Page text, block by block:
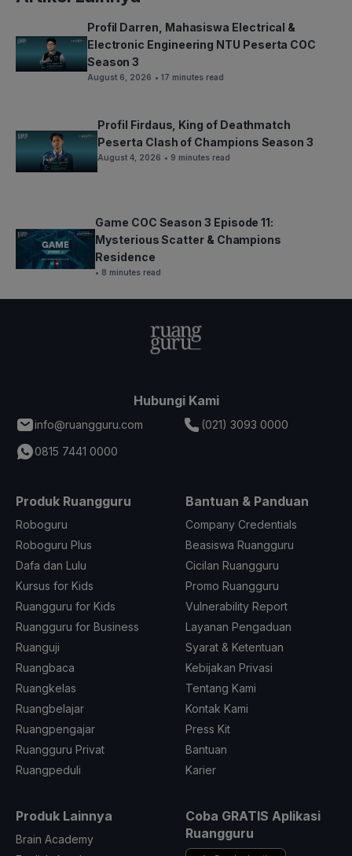
Profil Darren, Mahasiswa Electrical &
Electronic Engineering NTU Peserta COC
Season 3
August 6, 2026 • 17 minutes read
Profil Firdaus, King of Deathmatch
Peserta Clash of Champions Season 3
August 4, 2026 • 9 minutes read
Game COC Season 3 Episode 11:
Mysterious Scatter & Champions
Residence
• 8 minutes read
Hubungi Kami
info@ruangguru.com
(021) 3093 0000
0815 7441 0000
Produk Ruangguru
Roboguru
Roboguru Plus
Dafa dan Lulu
Kursus for Kids
Ruangguru for Kids
Ruangguru for Business
Ruanguji
Ruangbaca
Ruangkelas
Ruangbelajar
Ruangpengajar
Ruangguru Privat
Ruangpeduli
Bantuan & Panduan
Company Credentials
Beasiswa Ruangguru
Cicilan Ruangguru
Promo Ruangguru
Vulnerability Report
Layanan Pengaduan
Syarat & Ketentuan
Kebijakan Privasi
Tentang Kami
Kontak Kami
Press Kit
Bantuan
Karier
Produk Lainnya
Brain Academy
Coba GRATIS Aplikasi
Ruangguru